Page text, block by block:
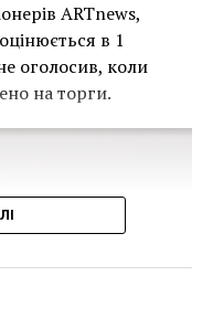
ARTnews,
в 1
оголосив, коли
на торги.